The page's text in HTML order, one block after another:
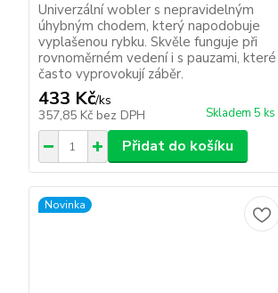
Univerzální wobler s nepravidelným
úhybným chodem, který napodobuje
vyplašenou rybku. Skvěle funguje při
rovnoměrném vedení i s pauzami, které
často vyprovokují záběr.
433 Kč/ks
357,85 Kč bez DPH Skladem 5 ks
Přidat do košíku
Novinka